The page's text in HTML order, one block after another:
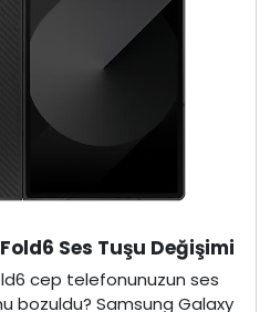
Ses Tuşu Değişimi
cep telefonunuzun ses
bozuldu? Samsung Galaxy